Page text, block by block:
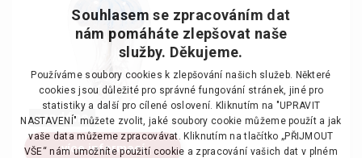
prodáno
více informací
Souhlasem se zpracováním dat
nám pomáháte zlepšovat naše
služby. Děkujeme.
Používáme soubory cookies k zlepšování našich služeb. Některé
cookies jsou důležité pro správné fungování stránek, jiné pro
statistiky a další pro cílené oslovení. Kliknutím na "UPRAVIT
NASTAVENÍ" můžete zvolit, jaké soubory cookie můžeme použít a jak
vaše data můžeme zpracovávat. Kliknutím na tlačítko „PŘIJMOUT
VŠE“ nám umožníte použití cookie a zpracování vašich dat v plném